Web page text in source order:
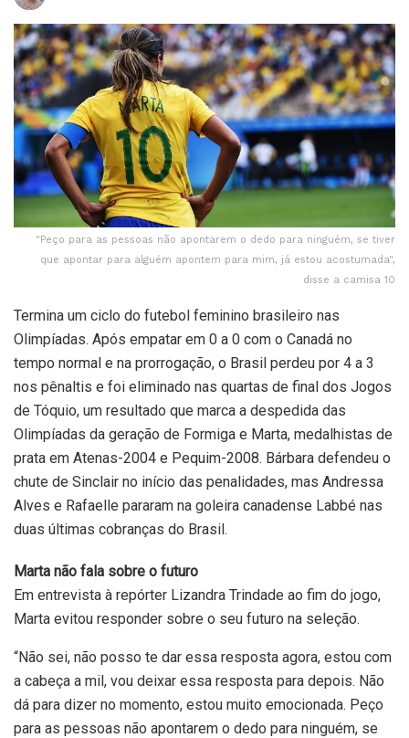
"Peço para as pessoas não apontarem o dedo para ninguém, se tiver
que apontar para alguém apontem para mim, já estou acostumada",
disse a camisa 10
Termina um ciclo do futebol feminino brasileiro nas
Olimpíadas. Após empatar em 0 a 0 com o Canadá no
tempo normal e na prorrogação, o Brasil perdeu por 4 a 3
nos pênaltis e foi eliminado nas quartas de final dos Jogos
de Tóquio, um resultado que marca a despedida das
Olimpíadas da geração de Formiga e Marta, medalhistas de
prata em Atenas-2004 e Pequim-2008. Bárbara defendeu o
chute de Sinclair no início das penalidades, mas Andressa
Alves e Rafaelle pararam na goleira canadense Labbé nas
duas últimas cobranças do Brasil.
Marta não fala sobre o futuro
Em entrevista à repórter Lizandra Trindade ao fim do jogo,
Marta evitou responder sobre o seu futuro na seleção.
“Não sei, não posso te dar essa resposta agora, estou com
a cabeça a mil, vou deixar essa resposta para depois. Não
dá para dizer no momento, estou muito emocionada. Peço
para as pessoas não apontarem o dedo para ninguém, se